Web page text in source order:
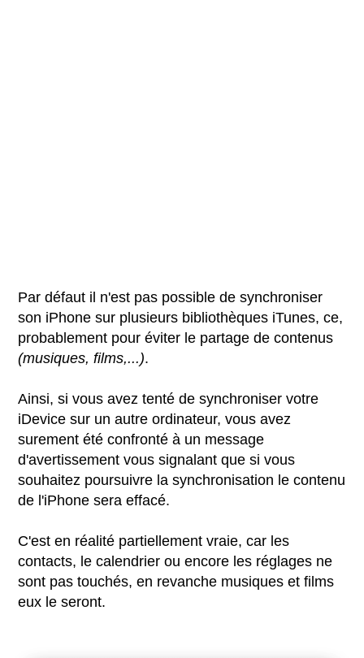
Par défaut il n'est pas possible de synchroniser
son iPhone sur plusieurs bibliothèques iTunes, ce,
probablement pour éviter le partage de contenus
(musiques, films,...).
Ainsi, si vous avez tenté de synchroniser votre
iDevice sur un autre ordinateur, vous avez
surement été confronté à un message
d'avertissement vous signalant que si vous
souhaitez poursuivre la synchronisation le contenu
de l'iPhone sera effacé.
C'est en réalité partiellement vraie, car les
contacts, le calendrier ou encore les réglages ne
sont pas touchés, en revanche musiques et films
eux le seront.